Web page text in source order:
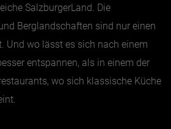
SalzburgerLand. Die
Berglandschaften sind nur einen
Und wo lässt es sich nach einem
entspannen, als in einem der
wo sich klassische Küche